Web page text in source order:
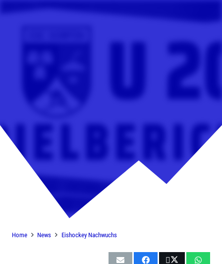
U20 unterliegt bei den Rookie
Bulls mit 3:6
Home News Eishockey Nachwuchs